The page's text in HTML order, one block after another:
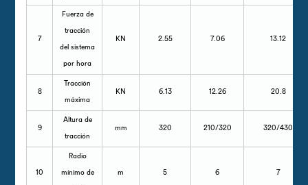
7
Fuerza de
tracción
del sistema
por hora
KN 2.55 7.06 13.12
8
Tracción
máxima
KN 6.13 12.26 20.8
9
Altura de
tracción
mm 320 210/320 320/430
10
Radio
mínimo de m 5 6 7